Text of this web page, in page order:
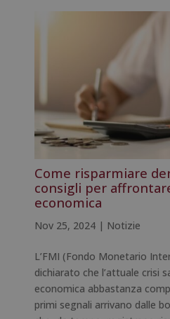
Come risparmiare
consigli per
economica
Nov 25, 2024| Notizie
L’FMI (Fondo Monetario
dichiarato che l’attuale crisi
economica abbastanza
primi segnali arrivano dalle